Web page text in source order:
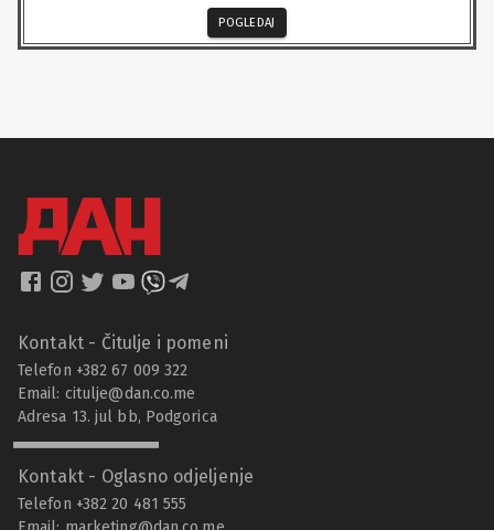
POGLEDAJ
Kontakt - Čitulje i pomeni
Telefon +382 67 009 322
Email: citulje@dan.co.me
Adresa 13. jul bb, Podgorica
Kontakt - Oglasno odjeljenje
Telefon +382 20 481 555